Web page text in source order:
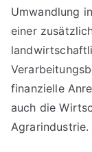
Umwandlung
einer
finanzielle
auch die
Agrarindustrie.